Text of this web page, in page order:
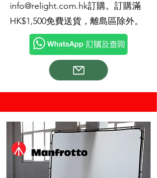
info@relight.com.hk訂購。訂購滿
HK$1,500免費送貨，離島區除外。